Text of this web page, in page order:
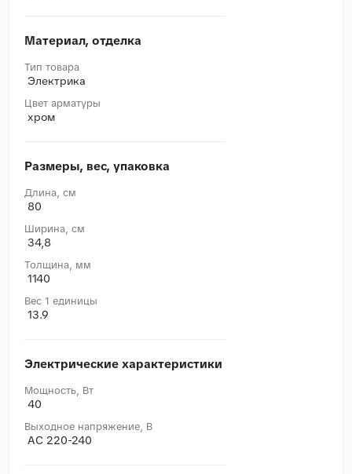
Материал, отделка
Тип товара
Электрика
Цвет арматуры
хром
Размеры, вес, упаковка
Длина, cм
80
Ширина, cм
34,8
Толщина, мм
1140
Вес 1 единицы
13.9
Электрические характеристики
Мощность, Вт
40
Выходное напряжение, В
AC 220-240